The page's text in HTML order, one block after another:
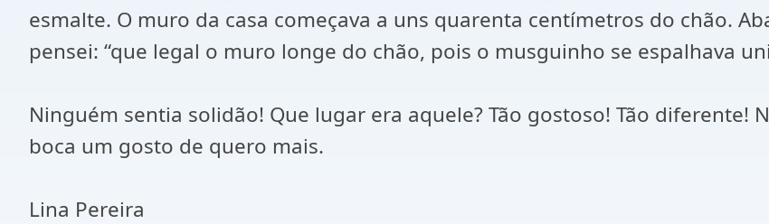
esmalte. O muro da casa começava a uns quarenta centímetros do chão.
pensei: “que legal o muro longe do chão, pois o musguinho se espalhava
Ninguém sentia solidão! Que lugar era aquele? Tão gostoso! Tão diferente!
boca um gosto de quero mais.
Lina Pereira